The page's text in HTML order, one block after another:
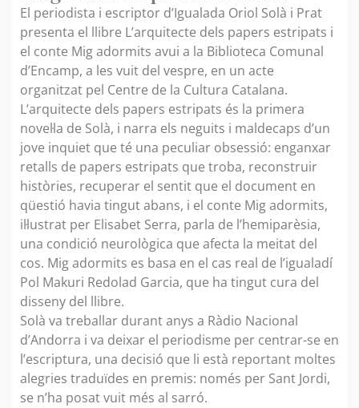
El periodista i escriptor d’Igualada Oriol Solà i Prat
presenta el llibre L’arquitecte dels papers estripats i
el conte Mig adormits avui a la Biblioteca Comunal
d’Encamp, a les vuit del vespre, en un acte
organitzat pel Centre de la Cultura Catalana.
L’arquitecte dels papers estripats és la primera
novel·la de Solà, i narra els neguits i maldecaps d’un
jove inquiet que té una peculiar obsessió: enganxar
retalls de papers estripats que troba, reconstruir
històries, recuperar el sentit que el document en
qüestió havia tingut abans, i el conte Mig adormits,
il·lustrat per Elisabet Serra, parla de l’hemiparèsia,
una condició neurològica que afecta la meitat del
cos. Mig adormits es basa en el cas real de l’igualadí
Pol Makuri Redolad Garcia, que ha tingut cura del
disseny del llibre.
Solà va treballar durant anys a Ràdio Nacional
d’Andorra i va deixar el periodisme per centrar-se en
l’escriptura, una decisió que li està reportant moltes
alegries traduïdes en premis: només per Sant Jordi,
se n’ha posat vuit més al sarró.